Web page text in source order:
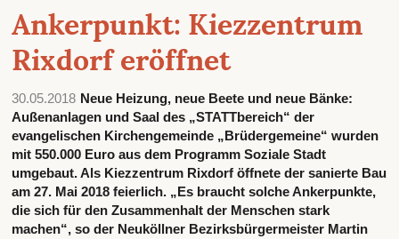
Ankerpunkt: Kiezzentrum
Rixdorf eröffnet
30.05.2018 Neue Heizung, neue Beete und neue Bänke:
Außenanlagen und Saal des „STATTbereich“ der
evangelischen Kirchengemeinde „Brüdergemeine“ wurden
mit 550.000 Euro aus dem Programm Soziale Stadt
umgebaut. Als Kiezzentrum Rixdorf öffnete der sanierte Bau
am 27. Mai 2018 feierlich. „Es braucht solche Ankerpunkte,
die sich für den Zusammenhalt der Menschen stark
machen“, so der Neuköllner Bezirksbürgermeister Martin